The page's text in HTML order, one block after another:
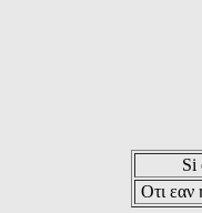
Si
Οτι εαν